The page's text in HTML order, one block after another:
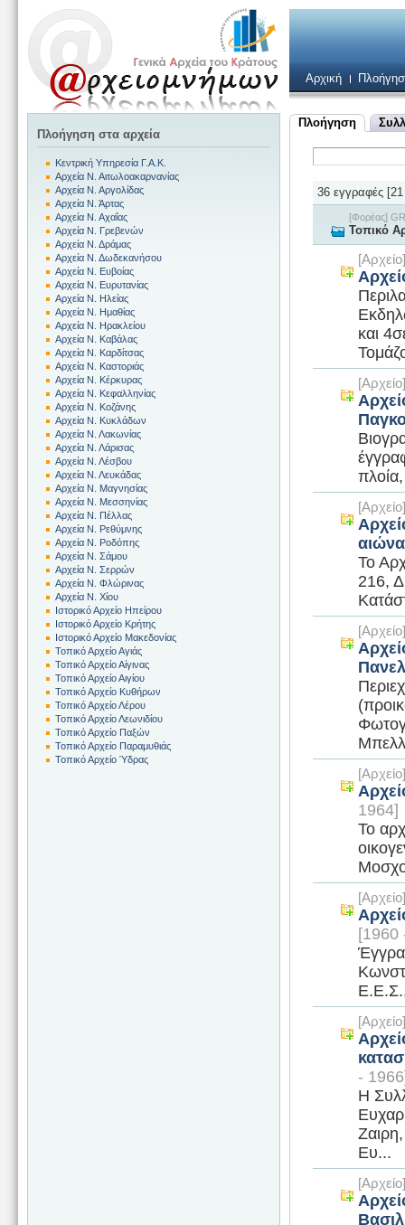
Αρχική
Πλοήγηση
36 εγγραφές
[Φορέας]
Τοπικό
και
αιώνα
Το
216,
1964]
Το
[1960
-
Η
Ευ...
Πλοήγηση στα αρχεία
Κεντρική Υπηρεσία Γ.Α.Κ.
Αρχεία Ν. Αιτωλοακαρνανίας
Αρχεία Ν. Αργολίδας
Αρχεία Ν. Άρτας
Αρχεία Ν. Αχαΐας
Αρχεία Ν. Γρεβενών
Αρχεία Ν. Δράμας
Αρχεία Ν. Δωδεκανήσου
Αρχεία Ν. Ευβοίας
Αρχεία Ν. Ευρυτανίας
Αρχεία Ν. Ηλείας
Αρχεία Ν. Ημαθίας
Αρχεία Ν. Ηρακλείου
Αρχεία Ν. Καβάλας
Αρχεία Ν. Καρδίτσας
Αρχεία Ν. Καστοριάς
Αρχεία Ν. Κέρκυρας
Αρχεία Ν. Κεφαλληνίας
Αρχεία Ν. Κοζάνης
Αρχεία Ν. Κυκλάδων
Αρχεία Ν. Λακωνίας
Αρχεία Ν. Λάρισας
Αρχεία Ν. Λέσβου
Αρχεία Ν. Λευκάδας
Αρχεία Ν. Μαγνησίας
Αρχεία Ν. Μεσσηνίας
Αρχεία Ν. Πέλλας
Αρχεία Ν. Ρεθύμνης
Αρχεία Ν. Ροδόπης
Αρχεία Ν. Σάμου
Αρχεία Ν. Σερρών
Αρχεία Ν. Φλώρινας
Αρχεία Ν. Χίου
Ιστορικό Αρχείο Ηπείρου
Ιστορικό Αρχείο Κρήτης
Ιστορικό Αρχείο Μακεδονίας
Τοπικό Αρχείο Αγιάς
Τοπικό Αρχείο Αίγινας
Τοπικό Αρχείο Αιγίου
Τοπικό Αρχείο Κυθήρων
Τοπικό Αρχείο Λέρου
Τοπικό Αρχείο Λεωνιδίου
Τοπικό Αρχείο Παξών
Τοπικό Αρχείο Παραμυθιάς
Τοπικό Αρχείο Ύδρας